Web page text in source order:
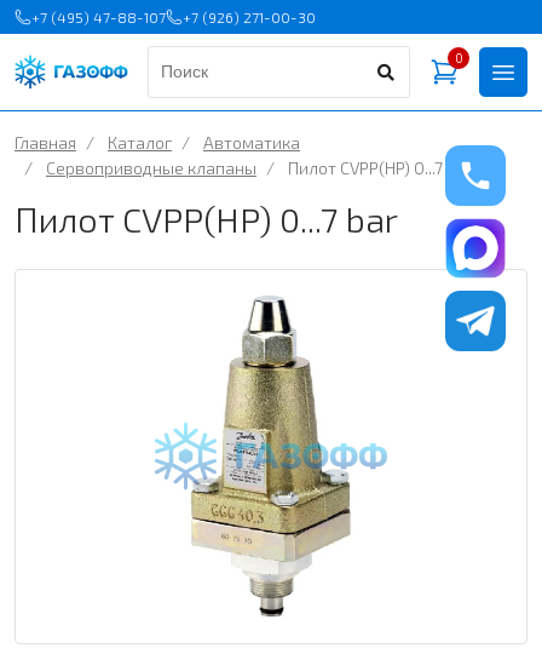
+7 (495) 47-88-107 +7 (926) 271-00-30
0
Главная / Каталог /
Автоматика
/
Сервоприводные клапаны / Пилот CVPP(HP) 0...7 bar
Пилот CVPP(HP) 0...7 bar